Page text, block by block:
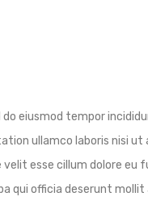
eiusmod tempor
ullamco laboris nisi ut
esse cillum dolore eu
qui officia deserunt mollit